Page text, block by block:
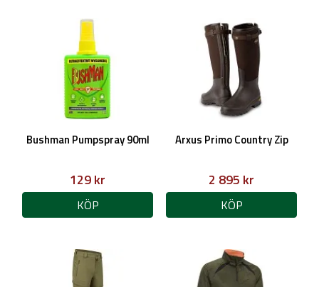
Bushman Pumpspray 90ml
129 kr
KÖP
Arxus Primo Country Zip
2 895 kr
KÖP